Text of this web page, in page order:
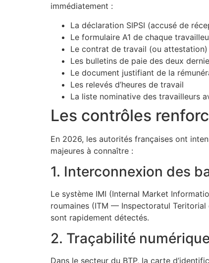
immédiatement :
La déclaration SIPSI (accusé de
Le formulaire A1 de chaque
Le contrat de travail (ou
Les bulletins de paie des deux
Le document justifiant de la
Les relevés d’heures de travail
La liste nominative des travailleurs
Les contrôles
En 2026, les autorités françaises ont
majeures à connaître :
1. Interconnexion des
Le système IMI (Internal Market
roumaines (ITM — Inspectoratul Teritorial
sont rapidement détectés.
2. Traçabilité
Dans le secteur du BTP, la carte